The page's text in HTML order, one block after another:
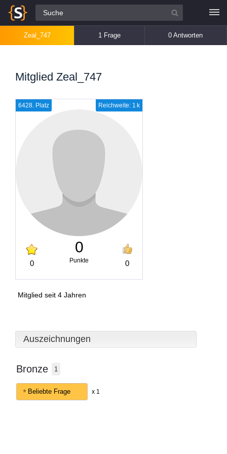
Alle Fragen
Zeal_747 1 Frage 0 Antworten
Mitglied Zeal_747
Reichweite: 1 k
6428. Platz
0
0
Punkte 0
Mitglied seit 4 Jahren
Auszeichnungen
Bronze 1
Beliebte Frage x 1